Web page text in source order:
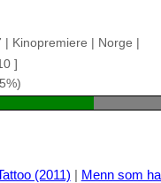
Kinopremiere | Norge |
]
(2011) | Menn som